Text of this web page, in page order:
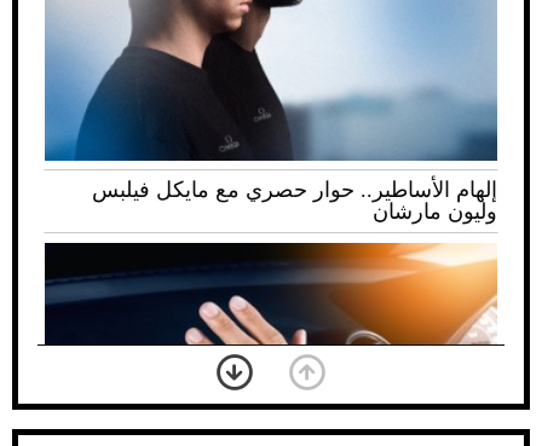
إلهام الأساطير.. حوار حصري مع مايكل فيلبس
وليون مارشان